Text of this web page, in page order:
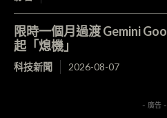
限時一個月過渡 Gemini
起「熄機」
科技新聞 2026-08-07
- 廣告 -